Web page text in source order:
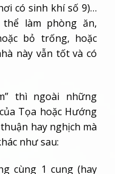
có sinh khí số 9)…
làm phòng ăn,
bỏ trống, hoặc
này vẫn tốt và có
thì ngoài những
Tọa hoặc Hướng
hay nghịch mà
như sau:
cùng 1 cung (hay